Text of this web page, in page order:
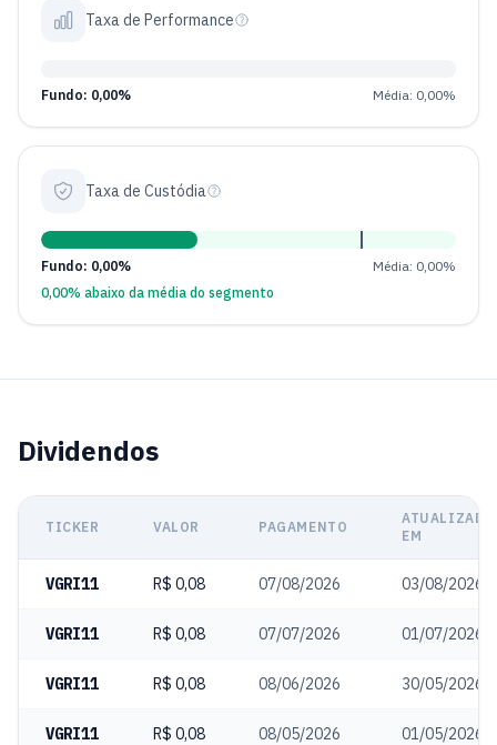
Taxa de Performance
Fundo: 0,00% Média: 0,00%
Taxa de Custódia
Fundo: 0,00%
Média: 0,00%
0,00% abaixo da média do segmento
Dividendos
TICKER VALOR PAGAMENTO
ATUALIZADO
EM
VGRI11 R$ 0,08 07/08/2026 03/08/2026
VGRI11 R$ 0,08 07/07/2026 01/07/2026
VGRI11 R$ 0,08 08/06/2026 30/05/2026
VGRI11 R$ 0,08 08/05/2026 01/05/2026